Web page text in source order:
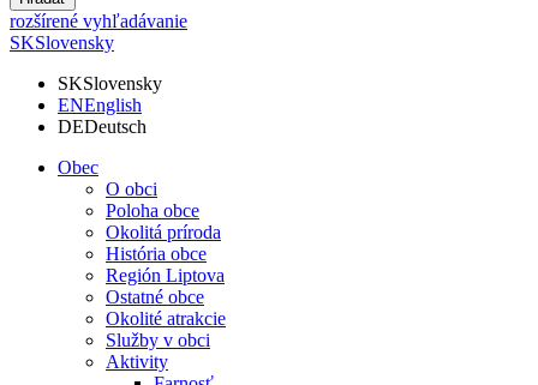
rozšírené vyhľadávanie
SKSlovensky
SKSlovensky
ENEnglish
DEDeutsch
Obec
O obci
Poloha obce
Okolitá príroda
História obce
Región Liptova
Ostatné obce
Okolité atrakcie
Služby v obci
Aktivity